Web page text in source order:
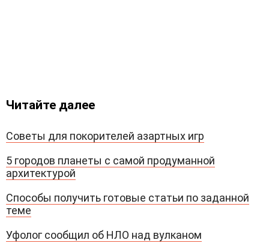
Читайте далее
Советы для покорителей азартных игр
5 городов планеты с самой продуманной
архитектурой
Способы получить готовые статьи по заданной
теме
Уфолог сообщил об НЛО над вулканом